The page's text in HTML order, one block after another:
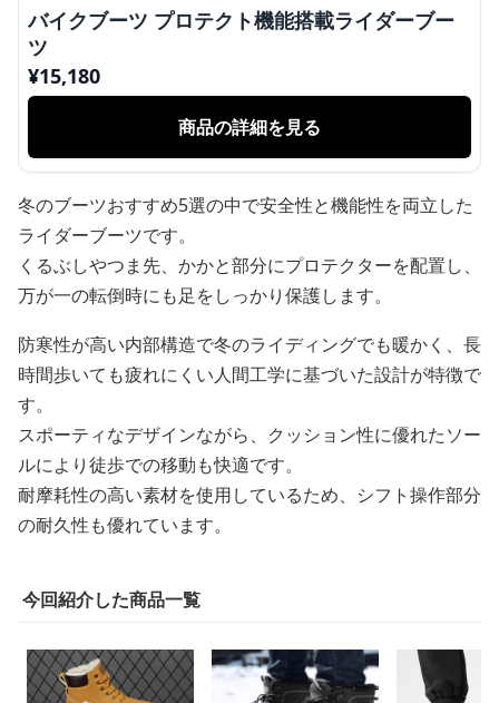
バイクブーツ プロテクト機能搭載ライダーブー
ツ
¥15,180
商品の詳細を見る
冬のブーツおすすめ5選の中で安全性と機能性を両立した
ライダーブーツです。
くるぶしやつま先、かかと部分にプロテクターを配置し、
万が一の転倒時にも足をしっかり保護します。
防寒性が高い内部構造で冬のライディングでも暖かく、長
時間歩いても疲れにくい人間工学に基づいた設計が特徴で
す。
スポーティなデザインながら、クッション性に優れたソー
ルにより徒歩での移動も快適です。
耐摩耗性の高い素材を使用しているため、シフト操作部分
の耐久性も優れています。
今回紹介した商品一覧